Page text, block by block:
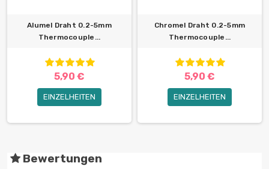
Alumel Draht 0.2-5mm
Thermocouple...
5,90 €
EINZELHEITEN
Chromel Draht 0.2-5mm
Thermocouple...
5,90 €
EINZELHEITEN
Bewertungen